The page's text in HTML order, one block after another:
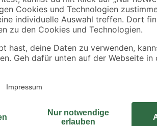
Rahmen sägerau
2000 x 58 x 38 mm
3, 98
1,99 € / Meter
Latte
44 x 24 mm
3,98
1,99 € / Meter
Arbeiten Sie schnell